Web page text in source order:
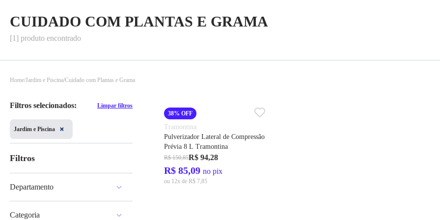
CUIDADO COM PLANTAS E GRAMA
[1] produto encontrado
Home Jardim e Piscina Cuidado com Plantas e Grama
Filtros selecionados: Limpar filtros
Jardim e Piscina
Filtros
Departamento
Categoria
38% OFF
Tramontina
Pulverizador Lateral de Compressão
Prévia 8 L Tramontina
R$ 150,85R$ 94,28
R$ 85,09 no pix
ou 12x de R$ 7,85